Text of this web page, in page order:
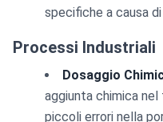
specifiche a causa
Processi Industriali
Dosaggio
aggiunta chimica
piccoli errori nella